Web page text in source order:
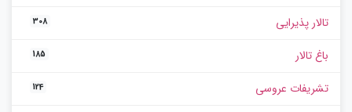
تالار پذیرایی 308
باغ تالار 185
تشریفات عروسی 124